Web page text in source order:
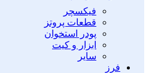
فیکسچر
قطعات پروتز
پودر استخوان
ابزار و کیت
سایر
فرز